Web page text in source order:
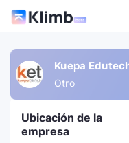
Kuepa
Otro
Ubicación de la
empresa